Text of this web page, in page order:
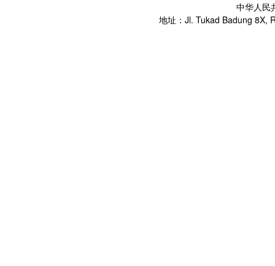
中华人民
地址：Jl. Tukad Badung 8X,